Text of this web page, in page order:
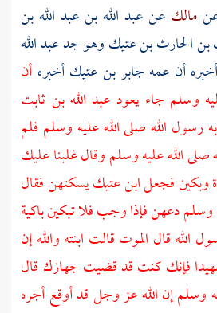
مالكعنعبد الله بن عبد الله بن
الحارث بن عتيكوهو جدعبد الله
أن عمه جابر بن عتيكأخبره أن
وسلم جاء يعود عبد الله بن ثابت
الله صلى الله عليه وسلم فلم
الله عليه وسلم وقال غلبنا عليك
وبكين فجعلابن عتيكيسكتهن فقال
وسلم دعهن فإذا وجب فلا تبكين باكية
الله قال الموت قالت ابنته والله إن
فإنك كنت قد قضيت جهازك قال
وسلم إن الله عز وجل قد أوقع أجره